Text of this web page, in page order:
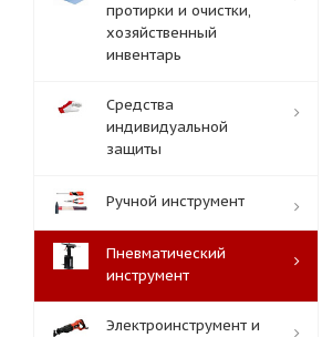
протирки и очистки,
хозяйственный
инвентарь
Средства
индивидуальной
защиты
Ручной инструмент
Пневматический
инструмент
Электроинструмент и